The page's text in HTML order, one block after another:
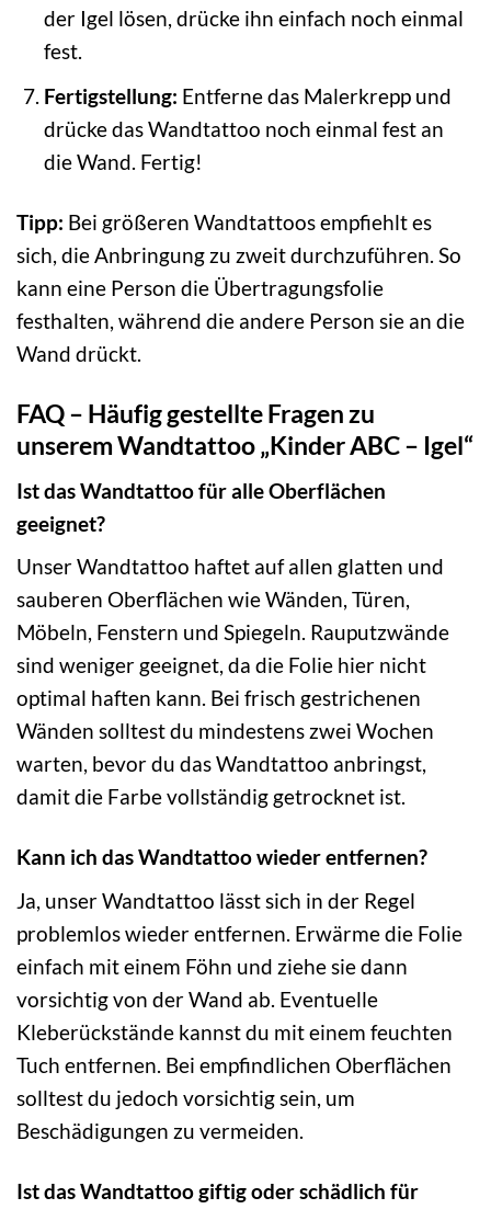
der Igel lösen, drücke ihn einfach noch einmal
fest.
Fertigstellung: Entferne das Malerkrepp und
drücke das Wandtattoo noch einmal fest an
die Wand. Fertig!
Tipp: Bei größeren Wandtattoos empfiehlt es
sich, die Anbringung zu zweit durchzuführen. So
kann eine Person die Übertragungsfolie
festhalten, während die andere Person sie an die
Wand drückt.
FAQ – Häufig gestellte Fragen zu
unserem Wandtattoo „Kinder ABC – Igel“
Ist das Wandtattoo für alle Oberflächen
geeignet?
Unser Wandtattoo haftet auf allen glatten und
sauberen Oberflächen wie Wänden, Türen,
Möbeln, Fenstern und Spiegeln. Rauputzwände
sind weniger geeignet, da die Folie hier nicht
optimal haften kann. Bei frisch gestrichenen
Wänden solltest du mindestens zwei Wochen
warten, bevor du das Wandtattoo anbringst,
damit die Farbe vollständig getrocknet ist.
Kann ich das Wandtattoo wieder entfernen?
Ja, unser Wandtattoo lässt sich in der Regel
problemlos wieder entfernen. Erwärme die Folie
einfach mit einem Föhn und ziehe sie dann
vorsichtig von der Wand ab. Eventuelle
Kleberückstände kannst du mit einem feuchten
Tuch entfernen. Bei empfindlichen Oberflächen
solltest du jedoch vorsichtig sein, um
Beschädigungen zu vermeiden.
Ist das Wandtattoo giftig oder schädlich für